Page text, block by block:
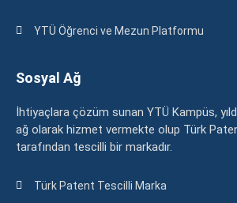
YTÜ Öğrenci ve Mezun Platformu
Sosyal Ağ
İhtiyaçlara çözüm sunan YTÜ Kampüs,
ağ olarak hizmet vermekte olup Türk
tarafından tescilli bir markadır.
Türk Patent Tescilli Marka